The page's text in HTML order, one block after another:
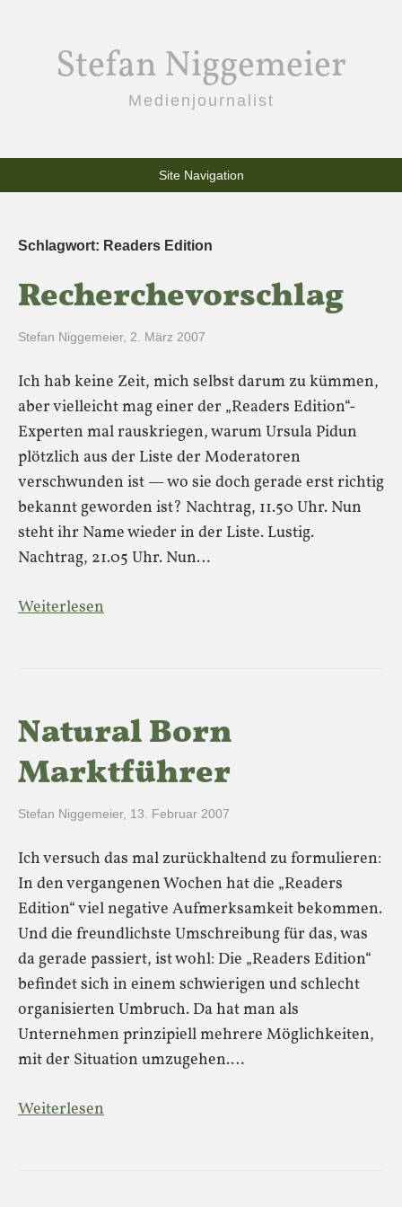
Stefan Niggemeier
Medienjournalist
Site Navigation
Schlagwort: Readers Edition
Recherchevorschlag
Stefan Niggemeier, 2. März 2007
Ich hab keine Zeit, mich selbst darum zu kümmen,
aber vielleicht mag einer der „Readers Edition“-
Experten mal rauskriegen, warum Ursula Pidun
plötzlich aus der Liste der Moderatoren
verschwunden ist — wo sie doch gerade erst richtig
bekannt geworden ist? Nachtrag, 11.50 Uhr. Nun
steht ihr Name wieder in der Liste. Lustig.
Nachtrag, 21.05 Uhr. Nun…
Weiterlesen
Natural Born
Marktführer
Stefan Niggemeier, 13. Februar 2007
Ich versuch das mal zurückhaltend zu formulieren:
In den vergangenen Wochen hat die „Readers
Edition“ viel negative Aufmerksamkeit bekommen.
Und die freundlichste Umschreibung für das, was
da gerade passiert, ist wohl: Die „Readers Edition“
befindet sich in einem schwierigen und schlecht
organisierten Umbruch. Da hat man als
Unternehmen prinzipiell mehrere Möglichkeiten,
mit der Situation umzugehen.…
Weiterlesen